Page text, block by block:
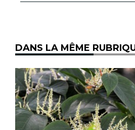
DANS LA MÊME